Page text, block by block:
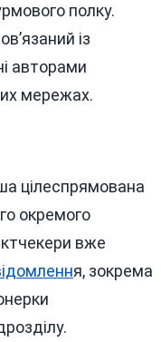
полку.
із
авторами
мережах.
цілеспрямована
окремого
вже
я, зокрема